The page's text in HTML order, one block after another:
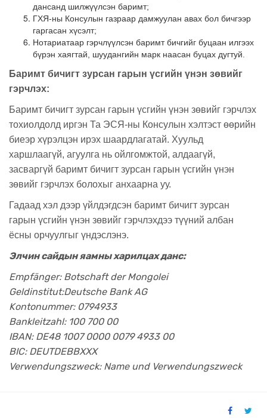
дансанд шилжүүлсэн баримт;
ГХЯ-ны Консулын газраар дамжуулан авах бол бичгээр
гаргасан хүсэлт;
Нотариатаар гэрчлүүлсэн баримт бичгийг буцаан илгээх
бүрэн хаягтай, шуудангийн марк наасан буцах дугтуй.
Баримт бичигт зурсан гарын үсгийн үнэн зөвийг
гэрчлэх:
Баримт бичигт зурсан гарын үсгийн үнэн зөвийг гэрчлэх
тохиолдолд иргэн Та ЭСЯ-ны Консулын хэлтэст өөрийн
биеэр хүрэлцэн ирэх шаардлагатай. Хуульд
харшлаагүй, агуулга нь ойлгомжтой, алдаагүй,
засваргүй баримт бичигт зурсан гарын үсгийн үнэн
зөвийг гэрчлэх болохыг анхаарна уу.
Гадаад хэл дээр үйлдэгдсэн баримт бичигт зурсан
гарын үсгийн үнэн зөвийг гэрчлэхдээ түүний албан
ёсны орчуулгыг үндэслэнэ.
Элчин сайдын яамны харилцах данс:
Empfänger: Botschaft der Mongolei
Geldinstitut:Deutsche Bank AG
Kontonummer: 0794933
Bankleitzahl: 100 700 00
IBAN: DE48 1007 0000 0079 4933 00
BIC: DEUTDEBBXXX
Verwendungszweck: Name und Verwendungszweck